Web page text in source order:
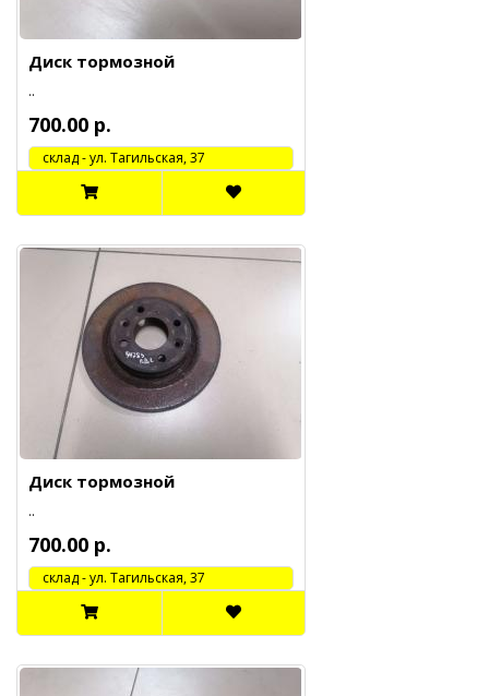
Диск тормозной
..
700.00 р.
cклад - ул. Тагильская, 37
Диск тормозной
..
700.00 р.
cклад - ул. Тагильская, 37